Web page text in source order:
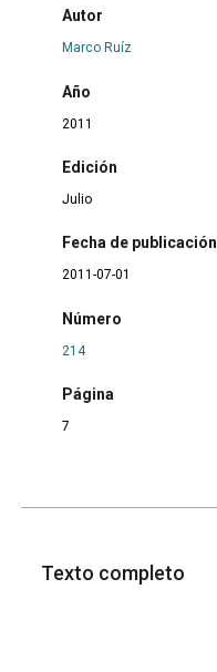
Autor
Marco Ruíz
Año
2011
Edición
Julio
Fecha de publicación
2011-07-01
Número
214
Página
7
Texto completo